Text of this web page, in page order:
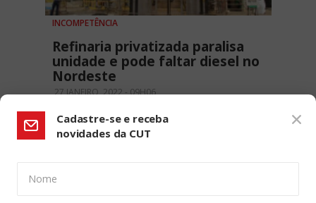
INCOMPETÊNCIA
Refinaria privatizada paralisa
unidade e pode faltar diesel no
Nordeste
27 JANEIRO, 2022 - 09H06
Cadastre-se e receba
novidades da CUT
Nome